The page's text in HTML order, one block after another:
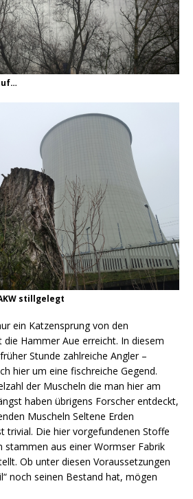
stillgelegt
ein Katzensprung von den
Hammer Aue erreicht. In diesem
Stunde zahlreiche Angler –
hier um eine fischreiche Gegend.
der Muscheln die man hier am
haben übrigens Forscher entdeckt,
Muscheln Seltene Erden
trivial. Die hier vorgefundenen Stoffe
stammen aus einer Wormser Fabrik
Ob unter diesen Voraussetzungen
noch seinen Bestand hat, mögen